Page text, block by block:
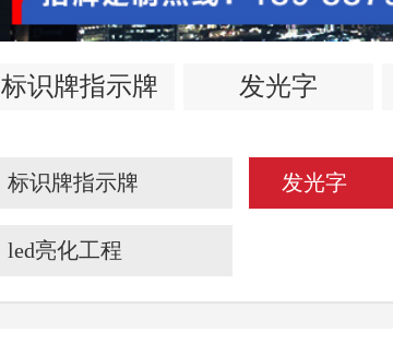
标识牌指示牌 发光字
标识牌指示牌 发光字
led亮化工程